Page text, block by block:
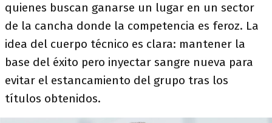
quienes buscan ganarse un lugar en un sector
de la cancha donde la competencia es feroz. La
idea del cuerpo técnico es clara: mantener la
base del éxito pero inyectar sangre nueva para
evitar el estancamiento del grupo tras los
títulos obtenidos.